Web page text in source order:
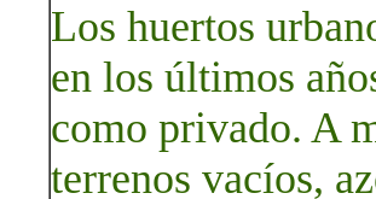
Los huertos
en los últimos
como privado. A
terrenos vacíos,